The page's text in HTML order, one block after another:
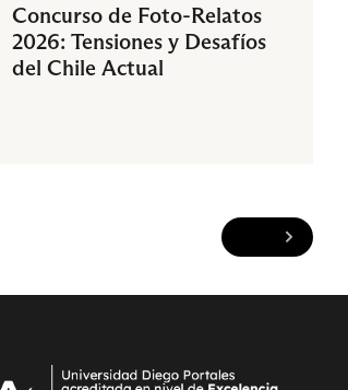
Concurso de Foto-Relatos
2026: Tensiones y Desafíos
del Chile Actual